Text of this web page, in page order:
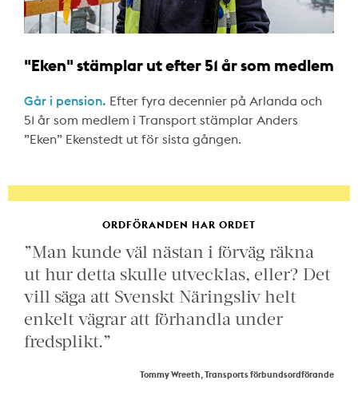
"Eken" stämplar ut efter 51 år som medlem
Går i pension. Efter fyra decennier på Arlanda och
51 år som medlem i Transport stämplar Anders
”Eken” Ekenstedt ut för sista gången.
ORDFÖRANDEN HAR ORDET
”Man kunde väl nästan i förväg räkna
ut hur detta skulle utvecklas, eller? Det
vill säga att Svenskt Näringsliv helt
enkelt vägrar att förhandla under
fredsplikt.”
Tommy Wreeth, Transports förbundsordförande